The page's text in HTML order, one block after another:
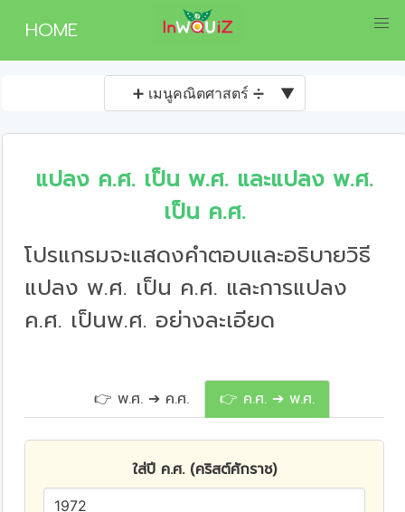
HOME
➕ เมนูคณิตศาสตร์ ➗ ▼
แปลง ค.ศ. เป็น พ.ศ. และแปลง พ.ศ.
เป็น ค.ศ.
โปรแกรมจะแสดงคำตอบและอธิบายวิธี
แปลง พ.ศ. เป็น ค.ศ. และการแปลง
ค.ศ. เป็นพ.ศ. อย่างละเอียด
👉 พ.ศ. ➔ ค.ศ. 👉 ค.ศ. ➔ พ.ศ.
ใส่ปี ค.ศ. (คริสต์ศักราช)